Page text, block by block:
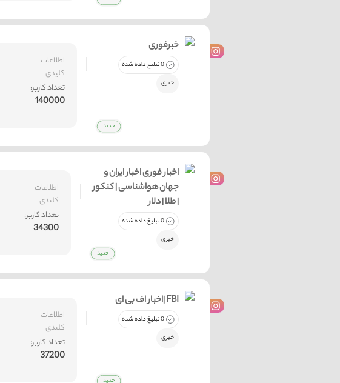
اطلاعات
کلیدی
تعداد کاربر:
140000
خبرفوری
0 تبلیغ داده شده
خبری
اطلاعات
کلیدی
تعداد کاربر:
34300
اخبار فوری اخبار ایران و
جهان هواشناسی | کنکور
| طلا | دلار
0 تبلیغ داده شده
خبری
اطلاعات
کلیدی
تعداد کاربر:
37200
اخبار اف بی ای| FBI
0 تبلیغ داده شده
خبری